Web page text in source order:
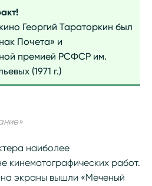
Георгий Тараторкин был
Почета» и
премией РСФСР им.
(1971 г.)
наиболее
кинематографических работ.
экраны вышли «Меченый